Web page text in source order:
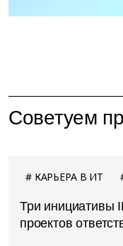
Советуем
КАРЬЕРА В ИТ
Три инициативы
проектов